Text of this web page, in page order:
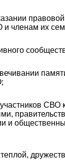
и членам их
СВО
и